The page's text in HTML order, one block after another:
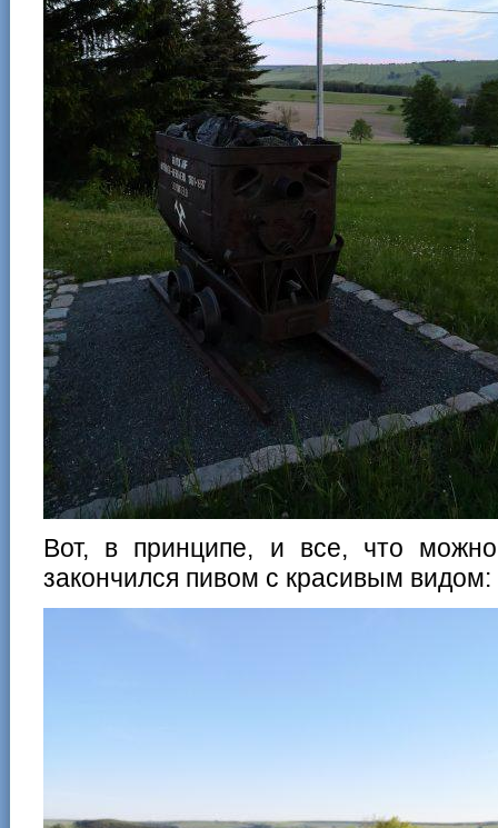
Вот, в принципе, и все, что
закончился пивом с красивым видом: